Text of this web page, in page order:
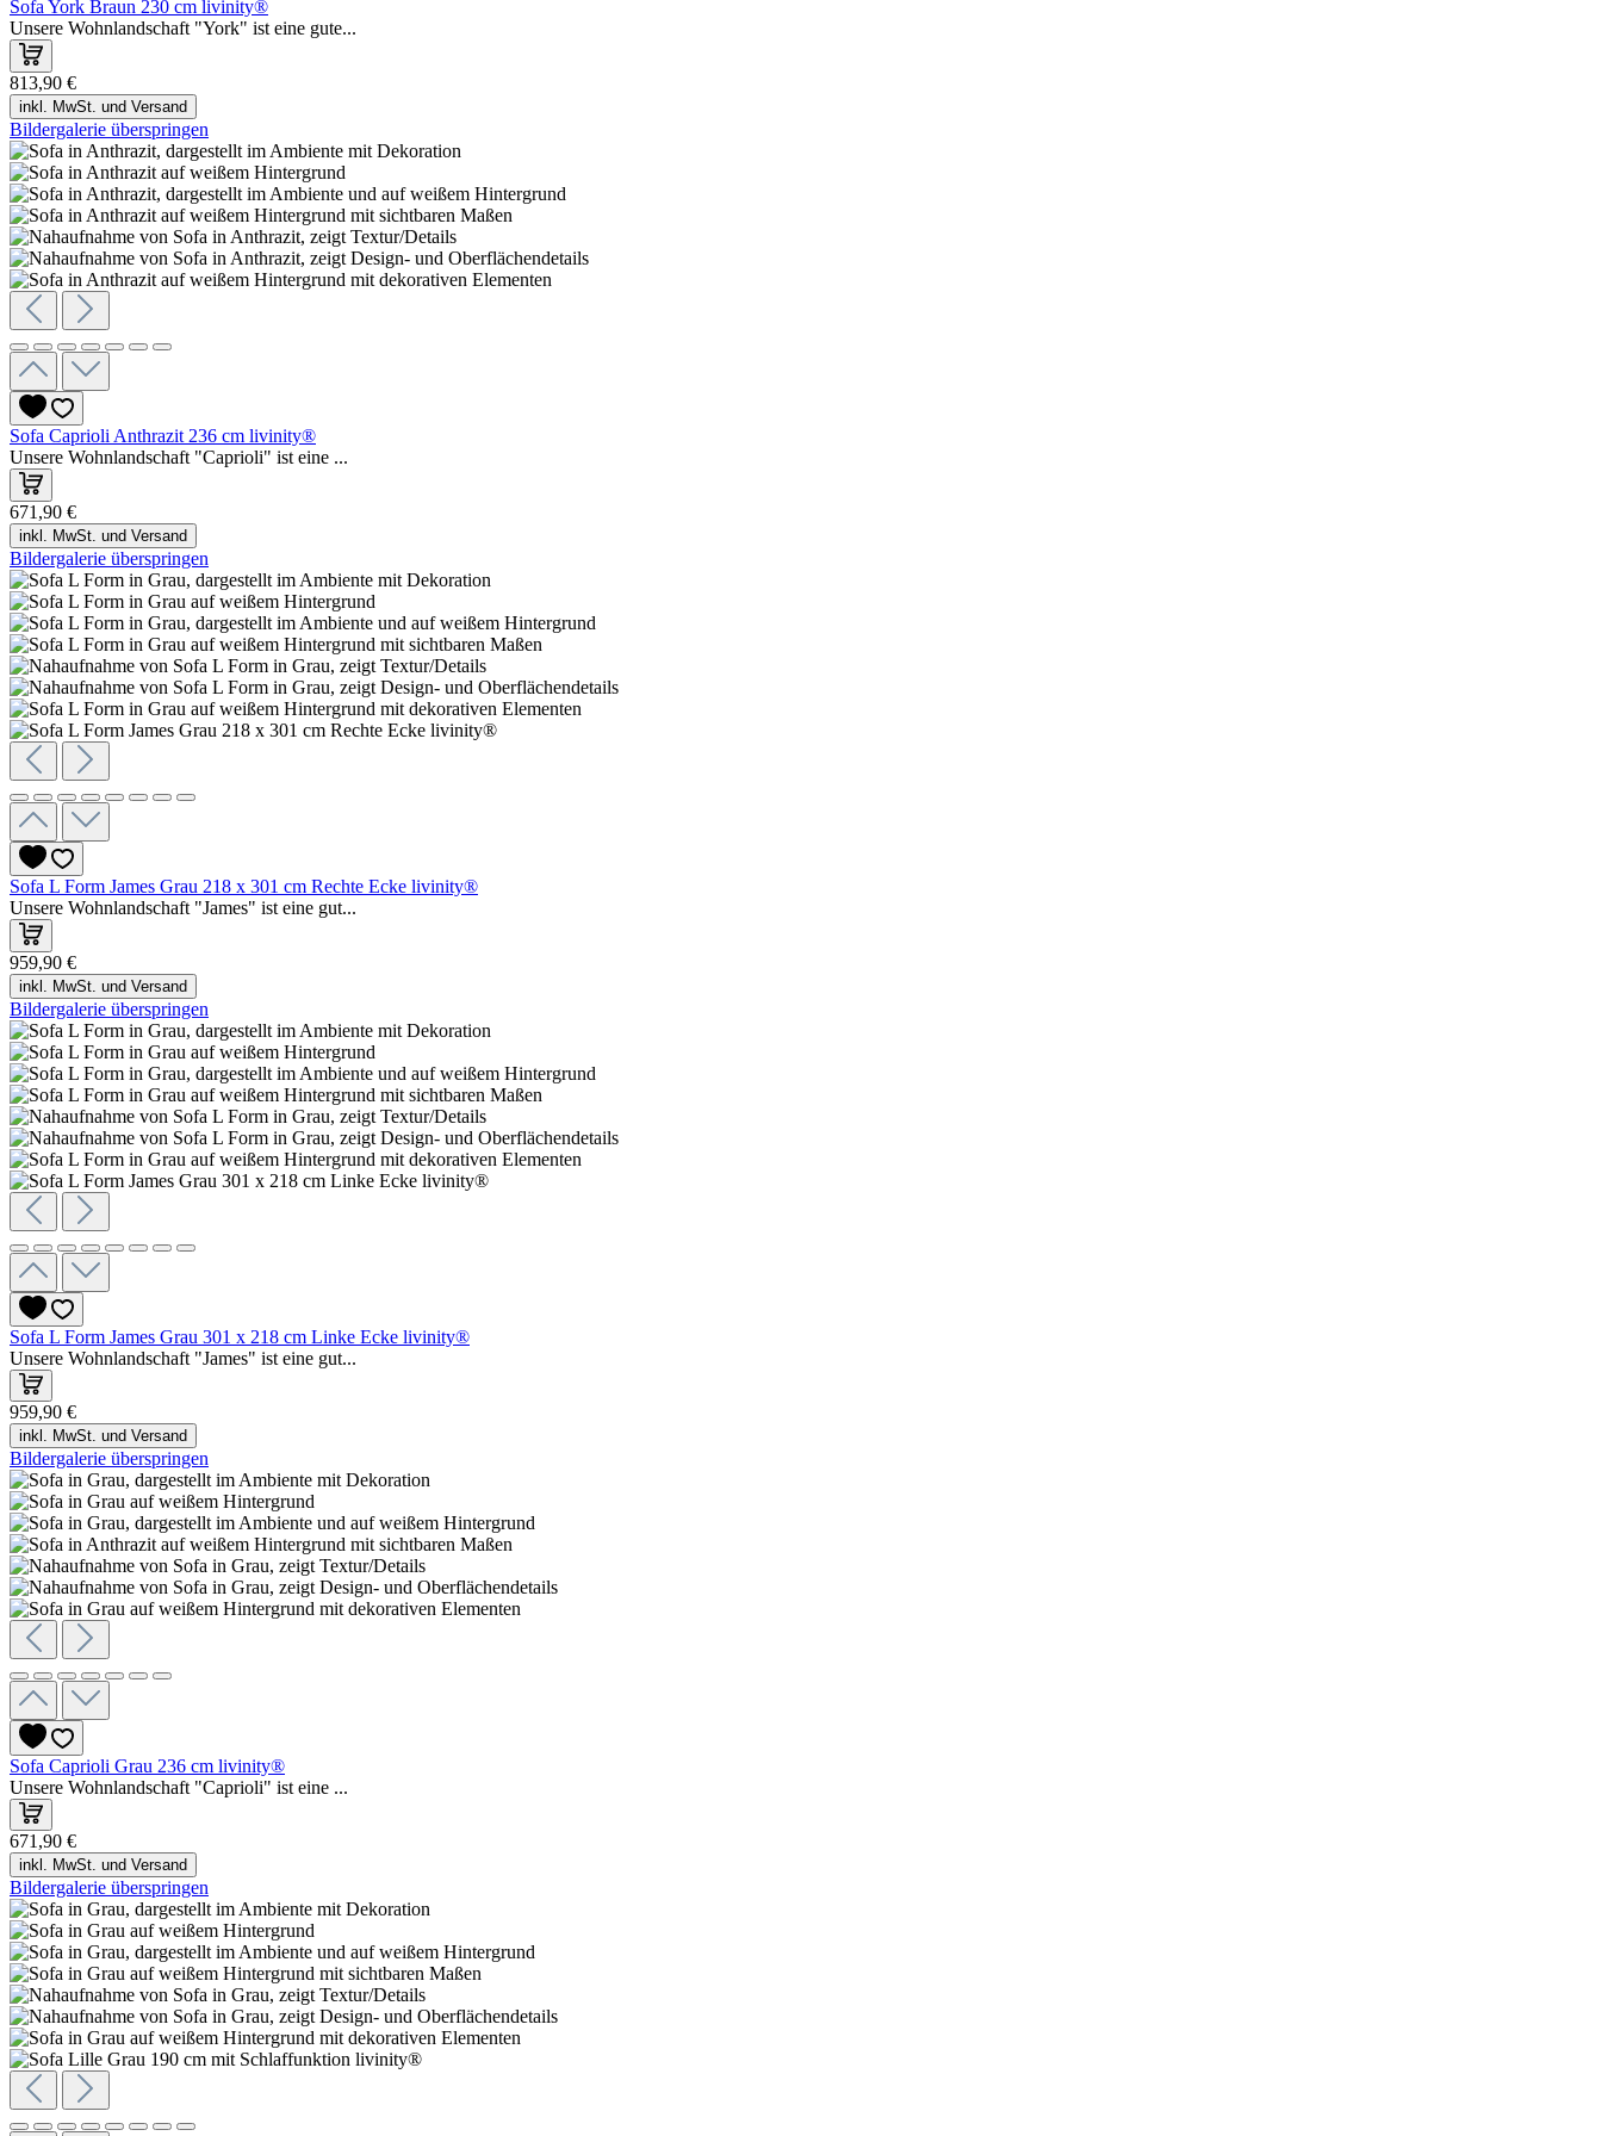
Sofa York Braun 230 cm livinity®
Unsere Wohnlandschaft "York" ist eine gute...
813,90 €
inkl. MwSt. und Versand
Bildergalerie überspringen
Sofa Caprioli Anthrazit 236 cm livinity®
Unsere Wohnlandschaft "Caprioli" ist eine ...
671,90 €
inkl. MwSt. und Versand
Bildergalerie überspringen
Sofa L Form James Grau 218 x 301 cm Rechte Ecke livinity®
Unsere Wohnlandschaft "James" ist eine gut...
959,90 €
inkl. MwSt. und Versand
Bildergalerie überspringen
Sofa L Form James Grau 301 x 218 cm Linke Ecke livinity®
Unsere Wohnlandschaft "James" ist eine gut...
959,90 €
inkl. MwSt. und Versand
Bildergalerie überspringen
Sofa Caprioli Grau 236 cm livinity®
Unsere Wohnlandschaft "Caprioli" ist eine ...
671,90 €
inkl. MwSt. und Versand
Bildergalerie überspringen